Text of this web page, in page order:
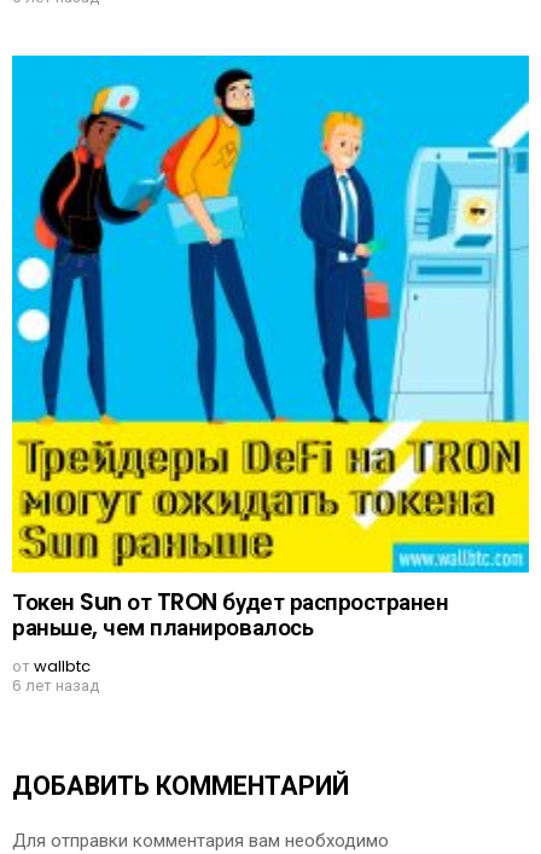
Токен Sun от TRON будет распространен
раньше, чем планировалось
отwallbtc
6 лет назад
ДОБАВИТЬ КОММЕНТАРИЙ
Для отправки комментария вам необходимо